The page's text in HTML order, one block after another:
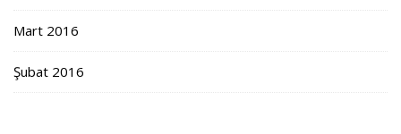
Mart 2016
Şubat 2016